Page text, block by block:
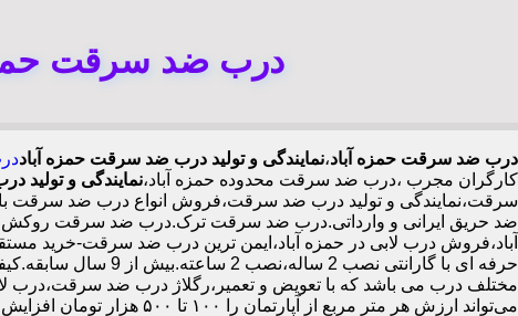
درب ضد سرقت
درب ضد سرقت حمزه آباد،نمایندگی و تولید درب ضد سرقت حمزه آباد
کارگران مجرب ،درب ضد سرقت محدوده حمزه آباد،نمایندگی و تولید
سرقت،نمایندگی و تولید درب ضد سرقت،فروش انواع درب ضد سرقت
ضد حریق ایرانی و وارداتی.درب ضد سرقت ترک.درب ضد سرقت روکش
حرفه ای با
مختلف درب می باشد که با تعویض و تعمیر،رگلاژ درب ضد سرقت،درب
می‌تواند ارزش هر متر مربع از آپارتمان را ۱۰۰ تا ۵۰۰ هزار تومان افزایش دهد،درب ضد سرقت چینی در حمزه آباد،